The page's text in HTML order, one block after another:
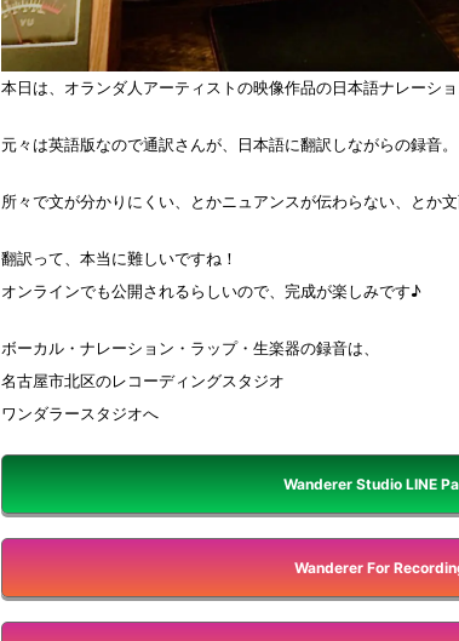
本日は、オランダ人アーティストの映像作品の日本語ナレーショ
元々は英語版なので通訳さんが、日本語に翻訳しながらの録音。
所々で文が分かりにくい、とかニュアンスが伝わらない、とか
翻訳って、本当に難しいですね！
オンラインでも公開されるらしいので、完成が楽しみです♪
ボーカル・ナレーション・ラップ・生楽器の録音は、
名古屋市北区のレコーディングスタジオ
ワンダラースタジオへ
Wanderer Studio LINE
Wanderer For